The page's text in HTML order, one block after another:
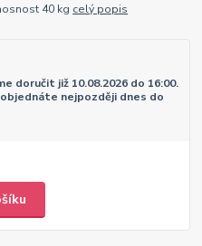
40 kg celý popis
doručit již 10.08.2026 do 16:00.
nejpozději dnes do